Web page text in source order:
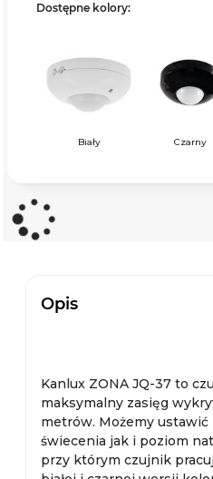
Dostępne kolory:
Biały Czarny
Opis
Kanlux ZONA JQ-37 to
maksymalny zasięg
metrów. Możemy ustawić
świecenia jak i poziom
przy którym czujnik